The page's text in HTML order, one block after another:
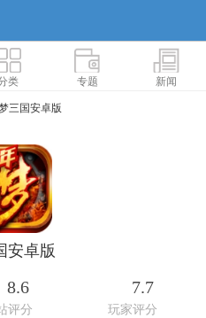
类 专题 新闻
三国安卓版
安卓版
8.6
评分
7.7
玩家评分